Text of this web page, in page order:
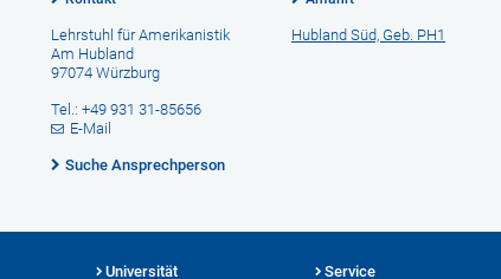
Lehrstuhl für Amerikanistik
Am Hubland
97074 Würzburg
Tel.: +49 931 31-85656
E-Mail
Suche Ansprechperson
Hubland Süd, Geb. PH1
Universität Service